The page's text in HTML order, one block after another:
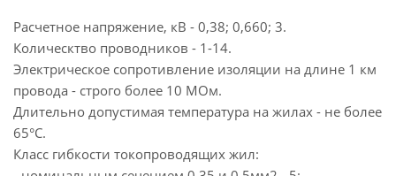
Расчетное напряжение, кВ - 0,38; 0,660; 3.
Колическтво проводников - 1-14.
Электрическое сопротивление изоляции на длине 1 км
провода - строго более 10 МОм.
Длительно допустимая температура на жилах - не более
65°С.
Класс гибкости токопроводящих жил: